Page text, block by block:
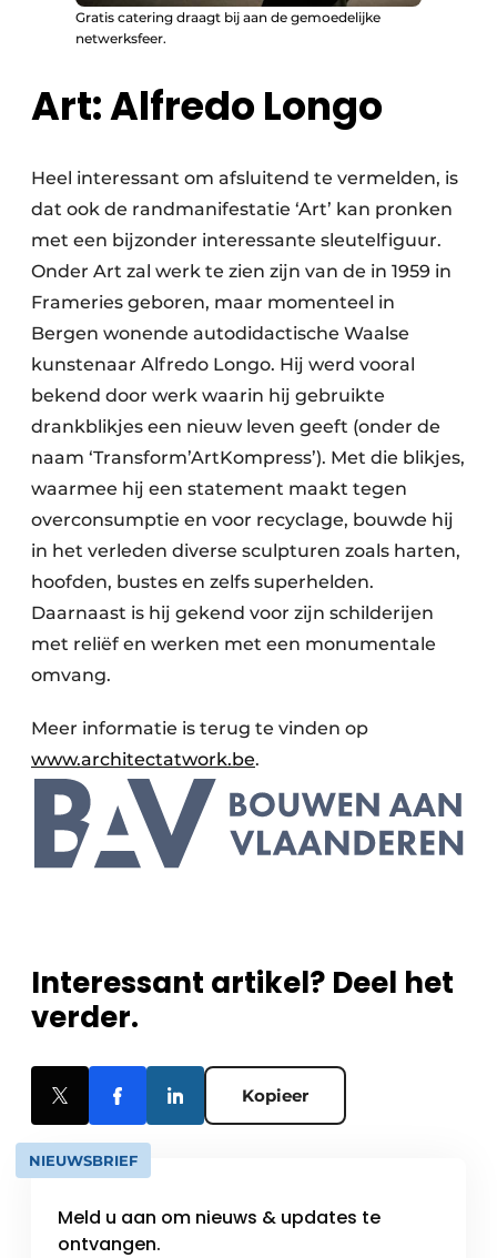
Gratis catering draagt bij aan de gemoedelijke
netwerksfeer.
Art: Alfredo Longo
Heel interessant om afsluitend te vermelden, is
dat ook de randmanifestatie ‘Art’ kan pronken
met een bijzonder interessante sleutelfiguur.
Onder Art zal werk te zien zijn van de in 1959 in
Frameries geboren, maar momenteel in
Bergen wonende autodidactische Waalse
kunstenaar Alfredo Longo. Hij werd vooral
bekend door werk waarin hij gebruikte
drankblikjes een nieuw leven geeft (onder de
naam ‘Transform’ArtKompress’). Met die blikjes,
waarmee hij een statement maakt tegen
overconsumptie en voor recyclage, bouwde hij
in het verleden diverse sculpturen zoals harten,
hoofden, bustes en zelfs superhelden.
Daarnaast is hij gekend voor zijn schilderijen
met reliëf en werken met een monumentale
omvang.
Meer informatie is terug te vinden op
www.architectatwork.be.
Interessant artikel? Deel het
verder.
Kopieer
NIEUWSBRIEF
Meld u aan om nieuws & updates te
ontvangen.